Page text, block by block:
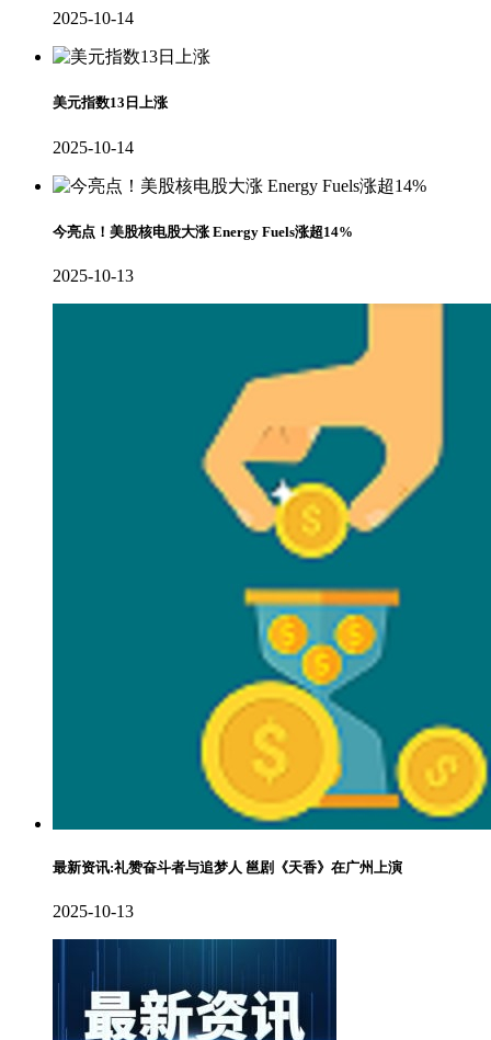
2025-10-14
美元指数13日上涨
2025-10-14
今亮点！美股核电股大涨 Energy Fuels涨超14%
2025-10-13
最新资讯:礼赞奋斗者与追梦人 邕剧《天香》在广州上演
2025-10-13